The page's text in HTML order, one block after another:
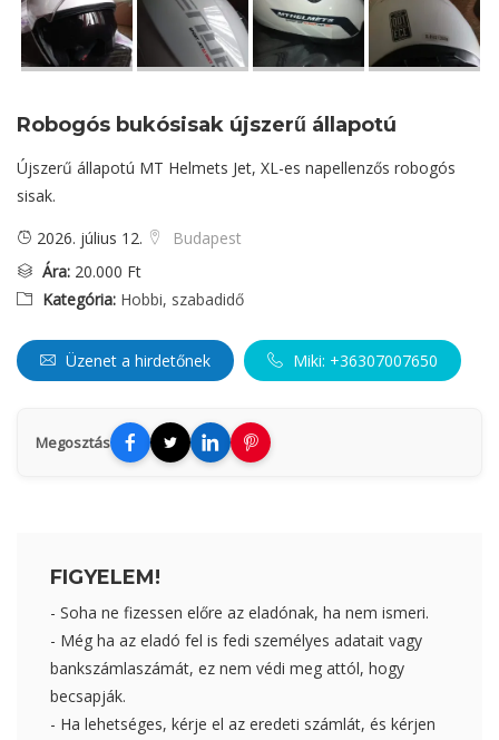
Robogós bukósisak újszerű állapotú
Újszerű állapotú MT Helmets Jet, XL-es napellenzős robogós
sisak.
2026. július 12.
Budapest
Ára: 20.000 Ft
Kategória: Hobbi, szabadidő
Üzenet a hirdetőnek Miki: +36307007650
Megosztás
FIGYELEM!
- Soha ne fizessen előre az eladónak, ha nem ismeri.
- Még ha az eladó fel is fedi személyes adatait vagy
bankszámlaszámát, ez nem védi meg attól, hogy
becsapják.
- Ha lehetséges, kérje el az eredeti számlát, és kérjen